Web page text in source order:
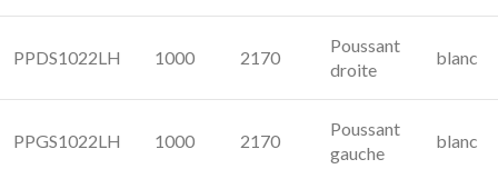
PPDS1022LH 1000 2170
Poussant
droite
blanc
PPGS1022LH 1000 2170
Poussant
gauche
blanc